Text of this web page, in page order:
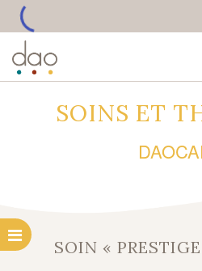
•••
SOINS ET
SOIN «